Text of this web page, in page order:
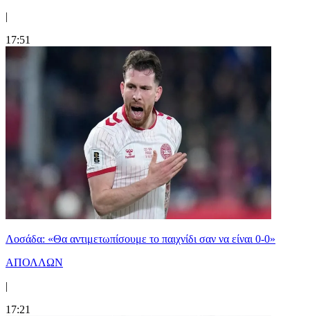
|
17:51
Λοσάδα: «Θα αντιμετωπίσουμε το παιχνίδι σαν να είναι 0-0»
ΑΠΟΛΛΩΝ
|
17:21